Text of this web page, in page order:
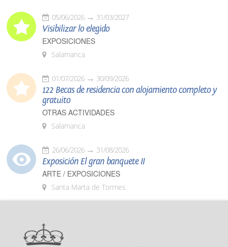
05/06/2026 31/03/2027
Visibilizar lo elegido
EXPOSICIONES
Salamanca
01/07/2026 30/09/2026
122 Becas de residencia con alojamiento completo y
gratuito
OTRAS ACTIVIDADES
Salamanca
26/06/2026 31/08/2026
Exposición El gran banquete II
ARTE / EXPOSICIONES
Santa Marta de Tormes